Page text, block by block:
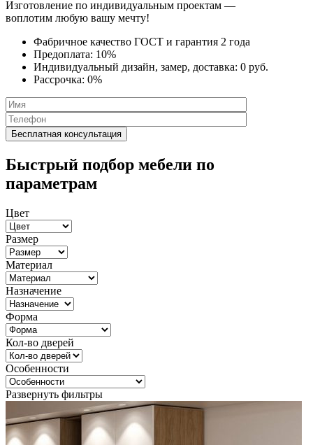
Изготовление по индивидуальным проектам —
воплотим любую вашу мечту!
Фабричное качество ГОСТ и гарантия 2 года
Предоплата: 10%
Индивидуальный дизайн, замер, доставка: 0 руб.
Рассрочка: 0%
Быстрый подбор мебели по
параметрам
Цвет
Размер
Материал
Назначение
Форма
Кол-во дверей
Особенности
Развернуть фильтры